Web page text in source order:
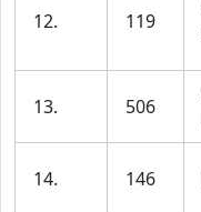
12. 119
13. 506
14. 146